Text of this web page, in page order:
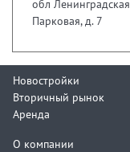
обл
Парковая, д. 7
Новостройки
Вторичный рынок
Аренда
О компании